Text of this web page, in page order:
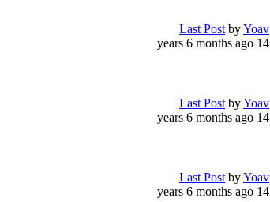
Last Post byYoav
14 years 6 months ago
Last Post byYoav
14 years 6 months ago
Last Post byYoav
14 years 6 months ago